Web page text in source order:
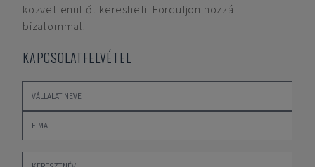
közvetlenül őt keresheti. Forduljon hozzá
bizalommal.
KAPCSOLATFELVÉTEL